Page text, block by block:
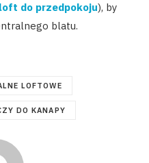
do przedpokoju), by
blatu.
LOFTOWE
DO KANAPY